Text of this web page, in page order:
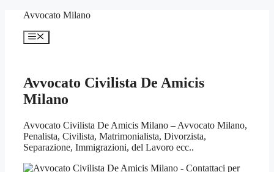
contenuto
Avvocato Milano
Menu
Avvocato Civilista De Amicis
Milano
Avvocato Civilista De Amicis Milano – Avvocato Milano,
Penalista, Civilista, Matrimonialista, Divorzista,
Separazione, Immigrazioni, del Lavoro ecc..